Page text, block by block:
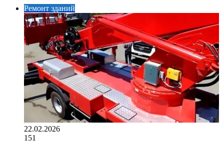
Ремонт зданий
22.02.2026
151